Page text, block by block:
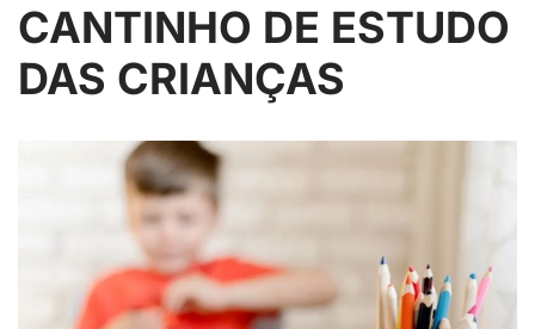
CANTINHO DE ESTUDO
DAS CRIANÇAS